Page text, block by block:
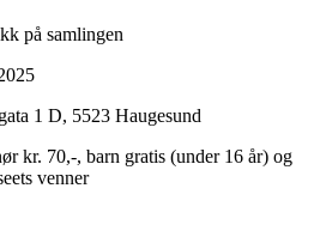
på samlingen
1 D, 5523 Haugesund
kr. 70,-, barn gratis (under 16 år) og
venner